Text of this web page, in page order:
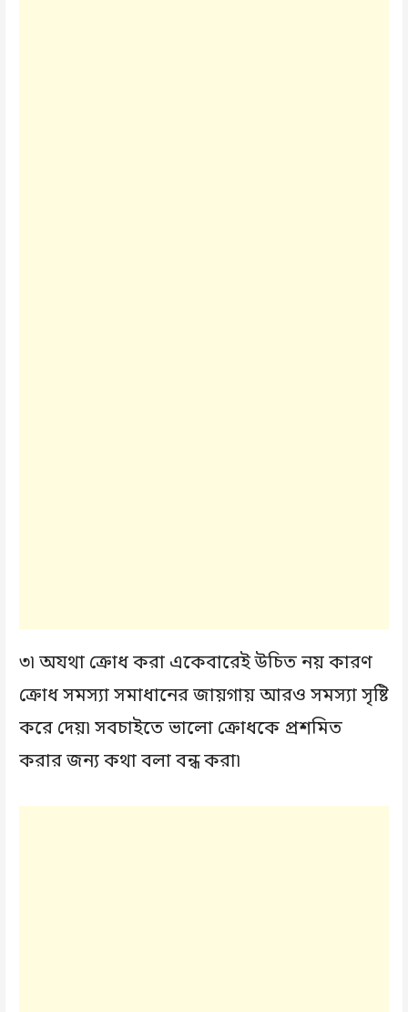
৩৷ অযথা ক্রোধ করা একেবারেই উচিত নয় কারণ
ক্রোধ সমস্যা সমাধানের জায়গায় আরও সমস্যা সৃষ্টি
করে দেয়৷ সবচাইতে ভালো ক্রোধকে প্রশমিত
করার জন্য কথা বলা বন্ধ করা৷